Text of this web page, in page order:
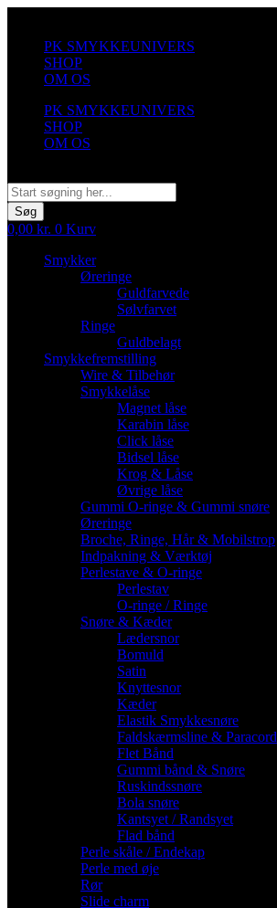
indholdPK SMYKKEUNIVERS
SHOP
OM OS
PK SMYKKEUNIVERS
SHOP
OM OS
Søg
0,00 kr. 0 Kurv
Smykker
Øreringe
Guldfarvede
Sølvfarvet
Ringe
Guldbelagt
Smykkefremstilling
Wire & Tilbehør
Smykkelåse
Magnet låse
Karabin låse
Click låse
Bidsel låse
Krog & Låse
Øvrige låse
Gummi O-ringe & Gummi snøre
Øreringe
Broche, Ringe, Hår & Mobilstrop
Indpakning & Værktøj
Perlestave & O-ringe
Perlestav
O-ringe / Ringe
Snøre & Kæder
Lædersnor
Bomuld
Satin
Knyttesnor
Kæder
Elastik Smykkesnøre
Faldskærmsline & Paracord
Flet Bånd
Gummi bånd & Snøre
Ruskindssnøre
Bola snøre
Kantsyet / Randsyet
Flad bånd
Perle skåle / Endekap
Perle med øje
Rør
Slide charm